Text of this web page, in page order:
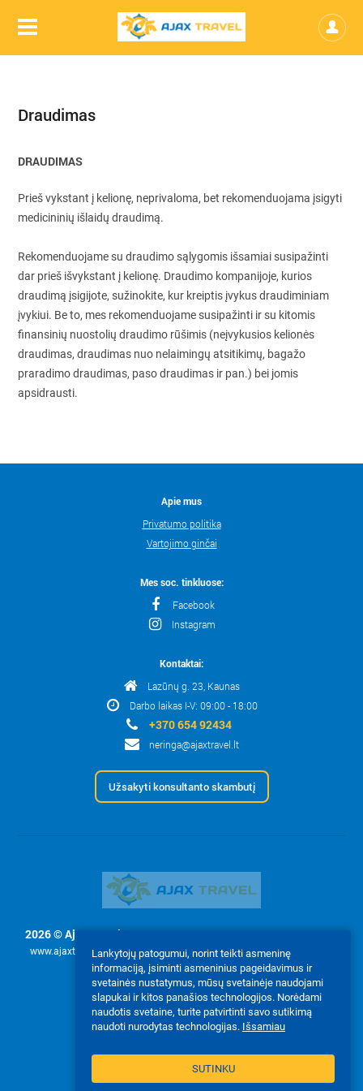
Draudimas
DRAUDIMAS
Prieš vykstant į kelionę, neprivaloma, bet rekomenduojama įsigyti
medicininių išlaidų draudimą.
Rekomenduojame su draudimo sąlygomis išsamiai susipažinti
dar prieš išvykstant į kelionę. Draudimo kompanijoje, kurios
draudimą įsigijote, sužinokite, kur kreiptis įvykus draudiminiam
įvykiui. Be to, mes rekomenduojame susipažinti ir su kitomis
finansinių nuostolių draudimo rūšimis (neįvykusios kelionės
draudimas, draudimas nuo nelaimingų atsitikimų, bagažo
praradimo draudimas, paso draudimas ir pan.) bei jomis
apsidrausti.
Apie mus
Privatumo politika
Vartojimo ginčai
Mes soc. tinkluose:
Facebook
Instagram
Kontaktai:
Lazūnų g. 23, Kaunas
Darbo laikas I-V: 09:00 - 18:00
+370 654 92434
neringa@ajaxtravel.lt
Užsakyti konsultanto skambutį
2026 © Ajax Travel, UAB
www.ajaxtravel.lt leidžiamas tik pagal užklausimą su raštišku įmonės
leidimu Ajax Travel, UAB.
Mes priimame:
PILNA VERSIJA
Lankytojų patogumui, norint teikti asmeninę
informaciją, įsiminti asmeninius pageidavimus ir
svetainės nustatymus, mūsų svetainėje naudojami
slapukai ir kitos panašios technologijos. Norėdami
naudotis svetaine, turite patvirtinti savo sutikimą
naudoti nurodytas technologijas. Išsamiau
SUTINKU